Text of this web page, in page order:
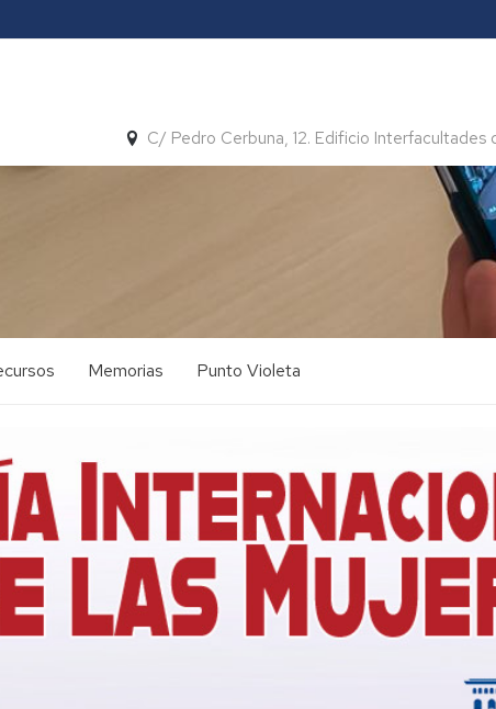
C/ Pedro Cerbuna, 12. Edificio Interfacultades
Memorias
Curso
2022/2023
Curso
2023/2024
Punto Violeta